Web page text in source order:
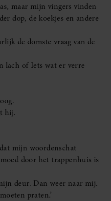
maar mijn vingers vinden
dop, de koekjes en andere
de domste vraag van de
lach of Iets wat er verre
hij.
mijn woordenschat
door het trappenhuis is
deur. Dan weer naar mij.
praten.’